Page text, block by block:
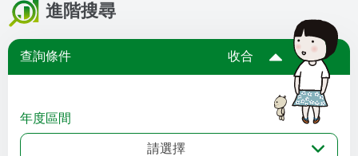
進階搜尋
查詢條件 收合
年度區間
請選擇